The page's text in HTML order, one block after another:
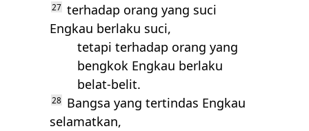
27 terhadap orang yang suci
Engkau berlaku suci,
tetapi terhadap orang yang
bengkok Engkau berlaku
belat-belit.
28 Bangsa yang tertindas Engkau
selamatkan,